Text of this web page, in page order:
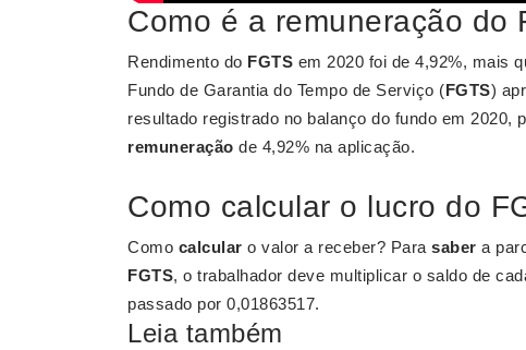
Como é a remuneração do
Rendimento do FGTS em 2020 foi de 4,92%, mais
Fundo de Garantia do Tempo de Serviço (FGTS)
resultado registrado no balanço do fundo em 2020,
remuneração de 4,92% na aplicação.
Como calcular o lucro do
Como calcular o valor a receber? Para saber a
FGTS, o trabalhador deve multiplicar o saldo de
passado por 0,01863517.
Leia também